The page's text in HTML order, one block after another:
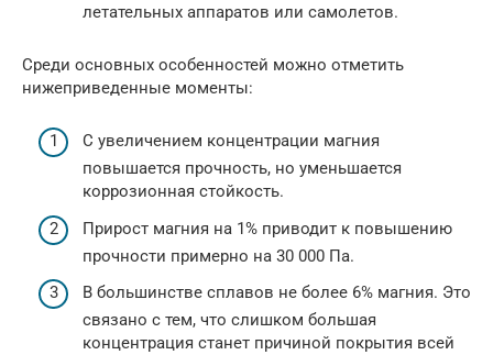
летательных аппаратов или самолетов.
Среди основных особенностей можно отметить
нижеприведенные моменты:
С увеличением концентрации магния
повышается прочность, но уменьшается
коррозионная стойкость.
Прирост магния на 1% приводит к повышению
прочности примерно на 30 000 Па.
В большинстве сплавов не более 6% магния. Это
связано с тем, что слишком большая
концентрация станет причиной покрытия всей